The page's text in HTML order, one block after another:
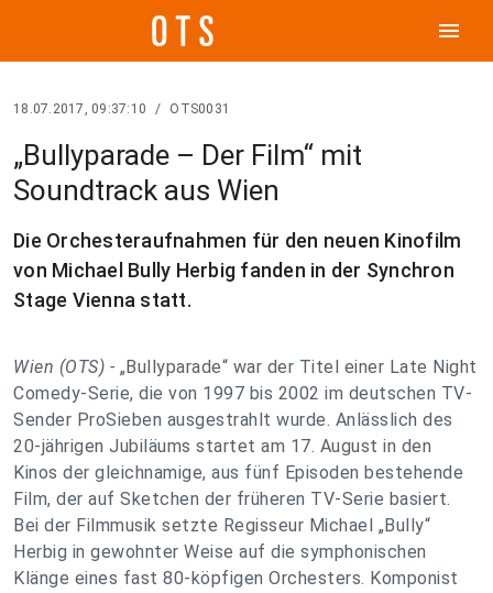
menu
18.07.2017, 09:37:10 / OTS0031
„Bullyparade – Der Film“ mit
Soundtrack aus Wien
Die Orchesteraufnahmen für den neuen Kinofilm
von Michael Bully Herbig fanden in der Synchron
Stage Vienna statt.
Wien (OTS) - „Bullyparade“ war der Titel einer Late Night
Comedy-Serie, die von 1997 bis 2002 im deutschen TV-
Sender ProSieben ausgestrahlt wurde. Anlässlich des
20-jährigen Jubiläums startet am 17. August in den
Kinos der gleichnamige, aus fünf Episoden bestehende
Film, der auf Sketchen der früheren TV-Serie basiert.
Bei der Filmmusik setzte Regisseur Michael „Bully“
Herbig in gewohnter Weise auf die symphonischen
Klänge eines fast 80-köpfigen Orchesters. Komponist